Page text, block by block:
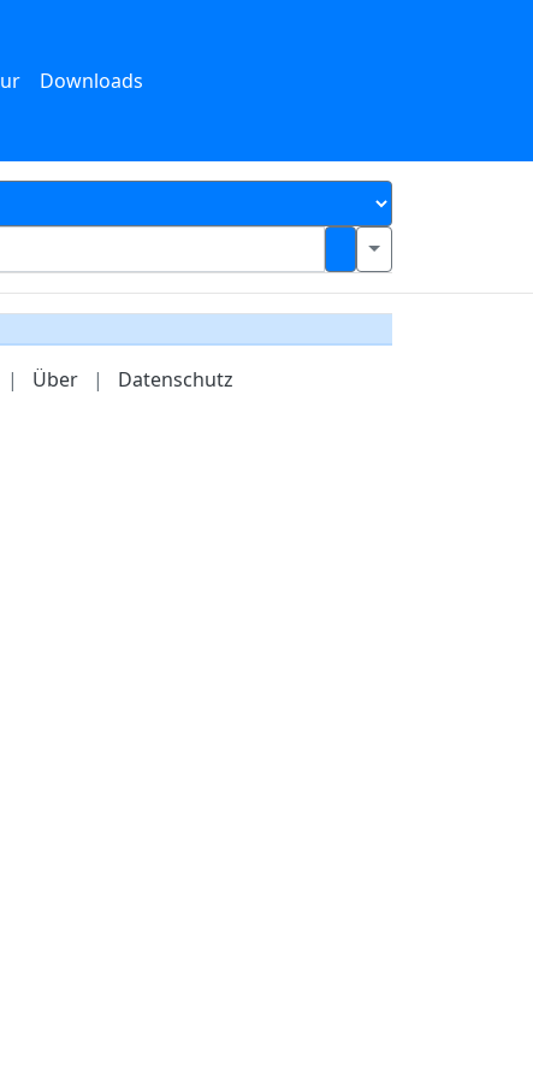
Downloads
| Über | Datenschutz